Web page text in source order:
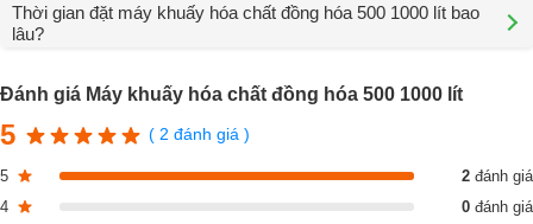
Thời gian đặt máy khuấy hóa chất đồng hóa 500 1000 lít bao
lâu?
Đánh giá Máy khuấy hóa chất đồng hóa 500 1000 lít
5 ( 2 đánh giá )
5 2 đánh giá
4
0 đánh giá